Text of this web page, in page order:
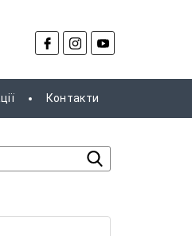
Контакти